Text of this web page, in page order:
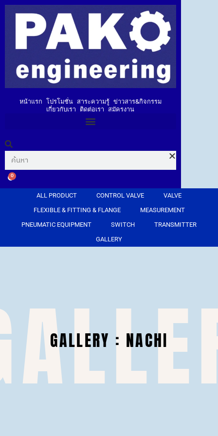
หน้าแรก โปรโมชั่น สาระความรู้ ข่าวสาร&กิจกรรม
เกี่ยวกับเรา
ติดต่อเรา สมัครงาน
0
ALL PRODUCT CONTROL VALVE
VALVE
FLEXIBLE & FITTING & FLANGE
MEASUREMENT
PNEUMATIC EQUIPMENT
SWITCH
TRANSMITTER
GALLERY
GALLERY : NACHI